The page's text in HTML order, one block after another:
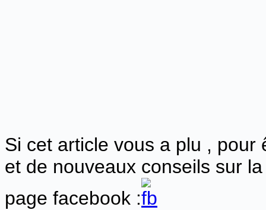
Si cet article vous a plu , pour
et de nouveaux conseils sur
page facebook :